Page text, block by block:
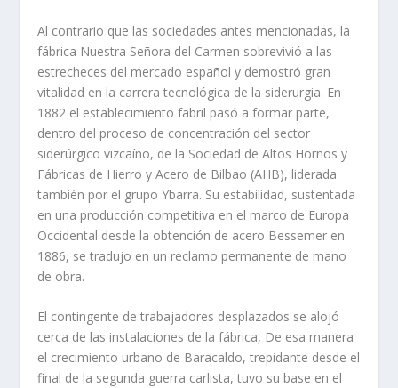
Al contrario que las sociedades antes mencionadas, la
fábrica Nuestra Señora del Carmen sobrevivió a las
estrecheces del mercado español y demostró gran
vitalidad en la carrera tecnológica de la siderurgia. En
1882 el establecimiento fabril pasó a formar parte,
dentro del proceso de concentración del sector
siderúrgico vizcaí­no, de la Sociedad de Altos Hornos y
Fábricas de Hierro y Acero de Bilbao (AHB), liderada
también por el grupo Ybarra. Su estabilidad, sustentada
en una producción competitiva en el marco de Europa
Occidental desde la obtención de acero Bessemer en
1886, se tradujo en un reclamo permanente de mano
de obra.
El contingente de trabajadores desplazados se alojó
cerca de las instalaciones de la fábrica, De esa manera
el crecimiento urbano de Baracaldo, trepidante desde el
final de la segunda guerra carlista, tuvo su base en el